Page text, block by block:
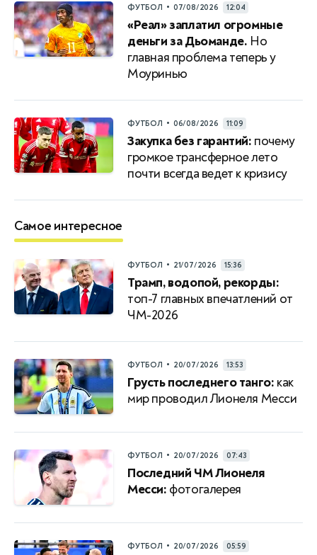
ФУТБОЛ • 07/08/2026 12:04
«Реал» заплатил огромные
деньги за Дьоманде. Но
главная проблема теперь у
Моуринью
ФУТБОЛ • 06/08/2026 11:09
Закупка без гарантий: почему
громкое трансферное лето
почти всегда ведет к кризису
Самое интересное
ФУТБОЛ • 21/07/2026 15:36
Трамп, водопой, рекорды:
топ-7 главных впечатлений от
ЧМ-2026
ФУТБОЛ • 20/07/2026 13:53
Грусть последнего танго: как
мир проводил Лионеля Месси
ФУТБОЛ • 20/07/2026 07:43
Последний ЧМ Лионеля
Месси: фотогалерея
ФУТБОЛ • 20/07/2026 05:59